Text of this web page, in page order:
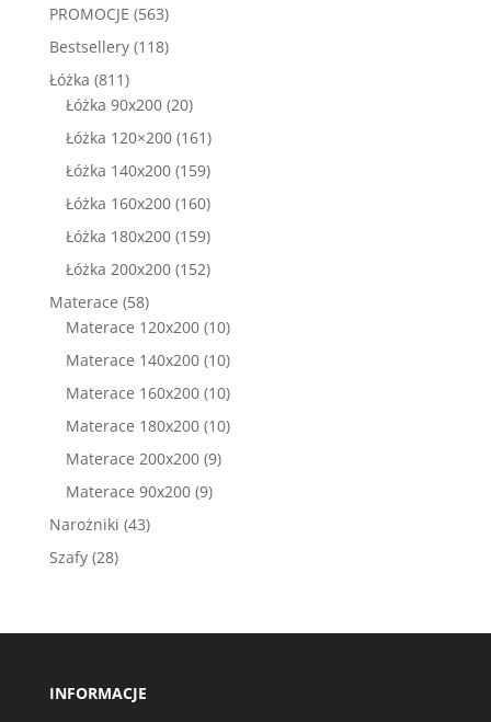
PROMOCJE 563563
produkty
Bestsellery 118118
Łóżka 811811
produktów
Łóżka 90x200 2020
produktów
Łóżka 120×200 161161
produktów
Łóżka 140x200 159159
produktów
Łóżka 160x200 160160
produktów
Łóżka 180x200 159159
produktów
Łóżka 200x200 152152
Materace 5858
produktów
Materace 120x200 1010
produktów
Materace 140x200 1010
produktów
Materace 160x200 1010
produktów
Materace 180x200 1010
Materace 200x200 99
Materace 90x200 99
Narożniki 4343
Szafy 2828
INFORMACJE